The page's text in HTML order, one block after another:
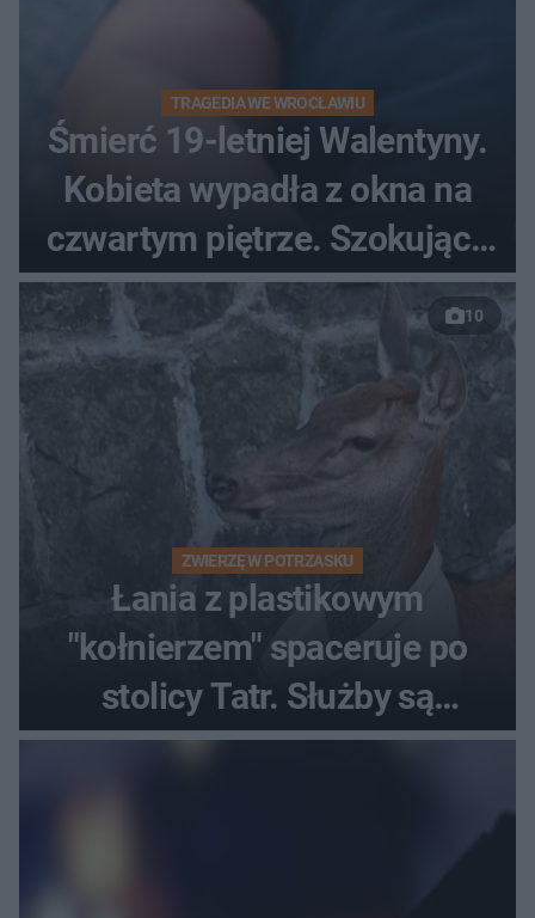
TRAGEDIA WE WROCŁAWIU
Śmierć 19-letniej Walentyny.
Kobieta wypadła z okna na
czwartym piętrze. Szokujące
nagranie trafiło do sieci
10
ZWIERZĘ W POTRZASKU
Łania z plastikowym
"kołnierzem" spaceruje po
stolicy Tatr. Służby są
bezradne